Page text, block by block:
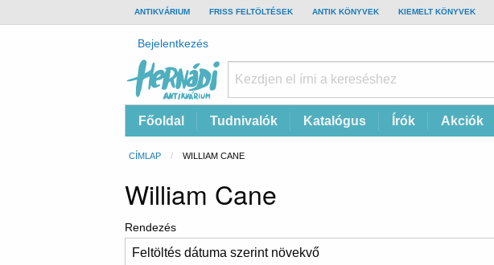
TOP
BAR
ANTIKVÁRIUM FRISS FELTÖLTÉSEK ANTIK KÖNYVEK KIEMELT KÖNYVEK
Felhasználói
fiók
menüje
Bejelentkezés
Antikvárium
Online
Fő
navigáció
Főoldal Tudnivalók Katalógus Írók Akciók
Morzsa
CÍMLAP CURRENT:
WILLIAM CANE
William Cane
Rendezés